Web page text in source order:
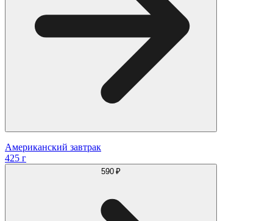
Американский завтрак
425 г
590 ₽